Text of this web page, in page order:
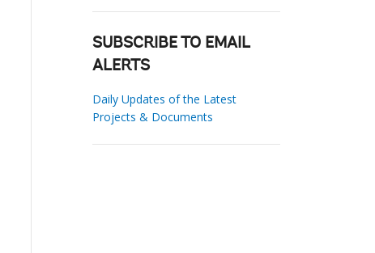
SUBSCRIBE TO EMAIL
ALERTS
Daily Updates of the Latest
Projects & Documents